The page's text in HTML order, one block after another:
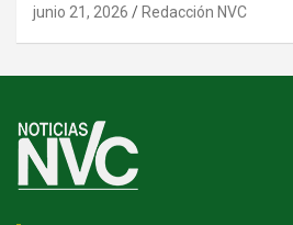
junio 21, 2026 Redacción NVC